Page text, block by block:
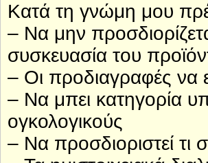
Κατά τη γνώμη μου
– Να μην
συσκευασία του
– Οι προδιαγραφές να
– Να μπει κατηγορία
ογκολογικούς
– Να προσδιοριστεί τι